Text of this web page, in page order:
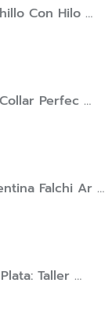
Con Hilo …
Perfec …
Falchi Ar …
Taller …